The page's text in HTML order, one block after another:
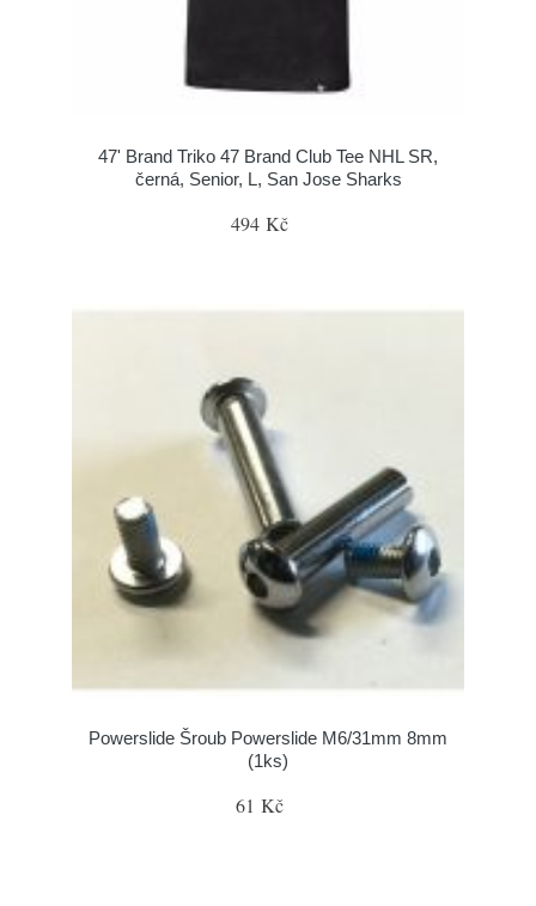
47' Brand Triko 47 Brand Club Tee NHL SR,
černá, Senior, L, San Jose Sharks
494 Kč
Powerslide Šroub Powerslide M6/31mm 8mm
(1ks)
61 Kč